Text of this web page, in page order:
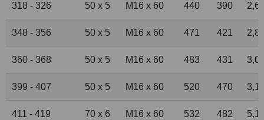
318 - 326 50 x 5 M16 x 60 440 390
348 - 356 50 x 5 M16 x 60 471 421
360 - 368 50 x 5 M16 x 60 483 431
399 - 407 50 x 5 M16 x 60 520 470
411 - 419 70 x 6 M16 x 60 532 482